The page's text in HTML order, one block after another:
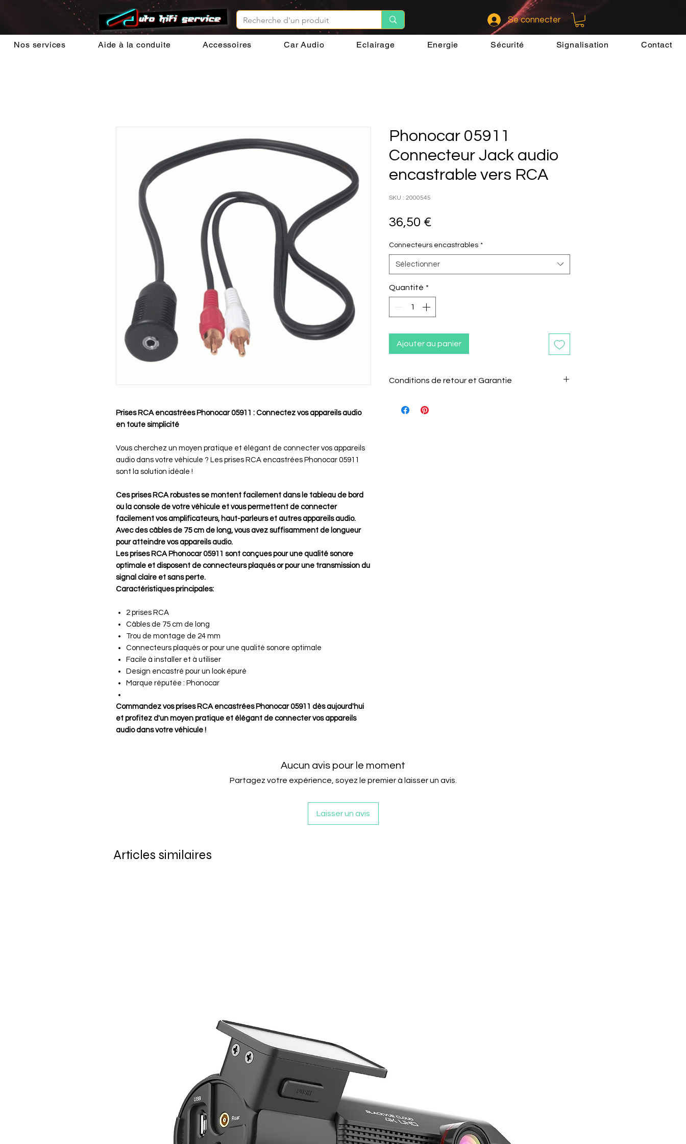
Se connecter
Nos services Aide à la conduite Accessoires Car Audio Eclairage Energie Sécurité Signalisation Contact
Prises RCA encastrées Phonocar 05911 : Connectez vos appareils audio
en toute simplicité
Vous cherchez un moyen pratique et élégant de connecter vos appareils
audio dans votre véhicule ? Les prises RCA encastrées Phonocar 05911
sont la solution idéale !
Ces prises RCA robustes se montent facilement dans le tableau de bord
ou la console de votre véhicule et vous permettent de connecter
facilement vos amplificateurs, haut-parleurs et autres appareils audio.
Avec des câbles de 75 cm de long, vous avez suffisamment de longueur
pour atteindre vos appareils audio.
Les prises RCA Phonocar 05911 sont conçues pour une qualité sonore
optimale et disposent de connecteurs plaqués or pour une transmission du
signal claire et sans perte.
Caractéristiques principales:
2 prises RCA
Câbles de 75 cm de long
Trou de montage de 24 mm
Connecteurs plaqués or pour une qualité sonore optimale
Facile à installer et à utiliser
Design encastré pour un look épuré
Marque réputée : Phonocar
Commandez vos prises RCA encastrées Phonocar 05911 dès aujourd'hui
et profitez d'un moyen pratique et élégant de connecter vos appareils
audio dans votre véhicule !
Phonocar 05911
Connecteur Jack audio
encastrable vers RCA
SKU : 2000545
36,50 €
Connecteurs encastrables *
Sélectionner
Quantité *
Ajouter au panier
Conditions de retour et Garantie
Aucun avis pour le moment
Partagez votre expérience, soyez le premier à laisser un avis.
Laisser un avis
Articles similaires